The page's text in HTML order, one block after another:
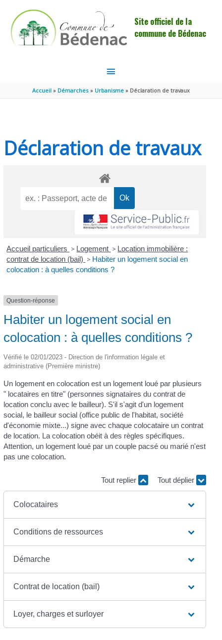
Site officiel de la
commune de Bédenac
MENU
PRINCIPAL
Accueil Démarches Urbanisme Déclaration de travaux
Déclaration de travaux
Accueil particuliers > Logement > Location immobilière :
contrat de location (bail) > Habiter un logement social en
colocation : à quelles conditions ?
Question-réponse
Habiter un logement social en
colocation : à quelles conditions ?
Vérifié le 02/01/2023 - Direction de l'information légale et
administrative (Première ministre)
Un logement en colocation est un logement loué par plusieurs
" locataires en titre" (personnes signataires du contrat de
location conclu avec le bailleur). S'il s'agit d'un logement
social, le bailleur social (office public de l'habitat, société
d'économie mixte...) signe avec chaque colocataire un contrat
de location. La colocation obéit à des règles spécifiques.
Attention, un logement loué par un couple pacsé ou marié n'est
pas une colocation.
Tout replier Tout déplier
Colocataires
Conditions de ressources
Démarche
Contrat de location (bail)
Loyer, charges et surloyer